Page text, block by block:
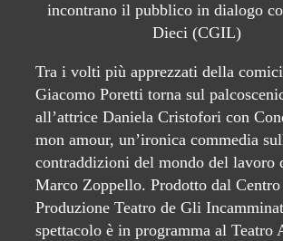
incontrano il pubblico in dialogo
Dieci (CGIL)
Tra i volti più apprezzati della
Giacomo Poretti torna sul
all’attrice Daniela Cristofori con
mon amour, un’ironica commedia
contraddizioni del mondo del lavoro
Marco Zoppello. Prodotto dal
Produzione Teatro de Gli
spettacolo è in programma al Teatro